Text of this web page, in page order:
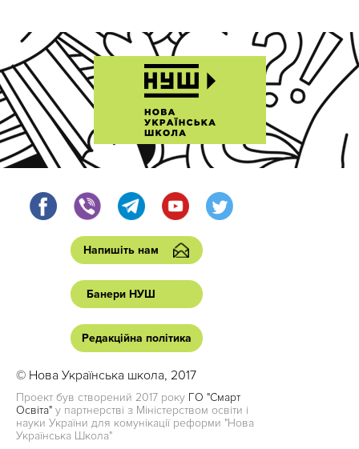
Напишіть нам
Банери НУШ
Редакційна політика
© Нова Українська школа, 2017
Проект був створений 2017 року ГО "Смарт
Освіта" у партнерстві з Міністерством освіти і
науки України для комунікації реформи "Нова
Українська Школа"